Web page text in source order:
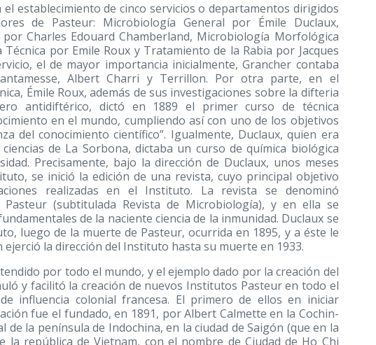
establecimiento de cinco servicios o departamentos dirigidos
de Pasteur: Microbiología General por Émile Duclaux,
Charles Edouard Chamberland, Microbiología Morfológica
por Emile Roux y Tratamiento de la Rabia por Jacques
el de mayor importancia inicialmente, Grancher contaba
Albert Charri y Terrillon. Por otra parte, en el
Émile Roux, además de sus investigaciones sobre la difteria
antidiftérico, dictó en 1889 el primer curso de técnica
en el mundo, cumpliendo así con uno de los objetivos
del conocimiento científico”. Igualmente, Duclaux, quien era
de La Sorbona, dictaba un curso de química biológica
Precisamente, bajo la dirección de Duclaux, unos meses
se inició la edición de una revista, cuyo principal objetivo
realizadas en el Instituto. La revista se denominó
(subtitulada Revista de Microbiología), y en ella se
de la naciente ciencia de la inmunidad. Duclaux se
luego de la muerte de Pasteur, ocurrida en 1895, y a éste le
ejerció la dirección del Instituto hasta su muerte en 1933.
por todo el mundo, y el ejemplo dado por la creación del
y facilitó la creación de nuevos Institutos Pasteur en todo el
influencia colonial francesa. El primero de ellos en iniciar
fue el fundado, en 1891, por Albert Calmette en la Cochin-
la península de Indochina, en la ciudad de Saigón (que en la
la república de Vietnam, con el nombre de Ciudad de Ho Chi